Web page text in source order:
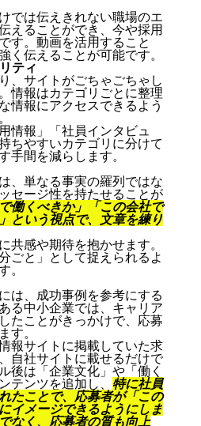
では伝えきれない職場のエ
えることができ、今や採用
す。動画を活用すること
く伝えることが可能です。
ティ
、サイトがごちゃごちゃし
情報はカテゴリごとに整理
情報にアクセスできるよう
情報」「社員インタビュ
ちやすいカテゴリに分けて
手間を減らします。
、単なる事実の羅列ではな
セージ性を持たせることが
働くべきか」「この会社で
という視点で、文章を練り
共感や期待を抱かせます。
ごと」として捉えられるよ
。
は、成功事例を参考にする
る中小企業では、キャリア
たことがきっかけで、応募
す。
報サイトに掲載していた求
自社サイトに載せるだけで
後は「企業文化」や「働く
テンツを追加し、 特に社員
たことで、応募者が「この
イメージできるようにしま
なく、応募者の質も向上